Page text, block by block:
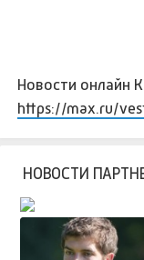
Новости онлайн
https://max.ru/
НОВОСТИ